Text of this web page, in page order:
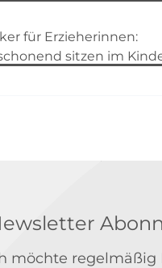
für Erzieherinnen:
sitzen im
möchte regelmäßig